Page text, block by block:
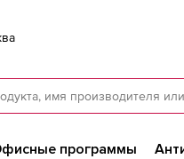
программы